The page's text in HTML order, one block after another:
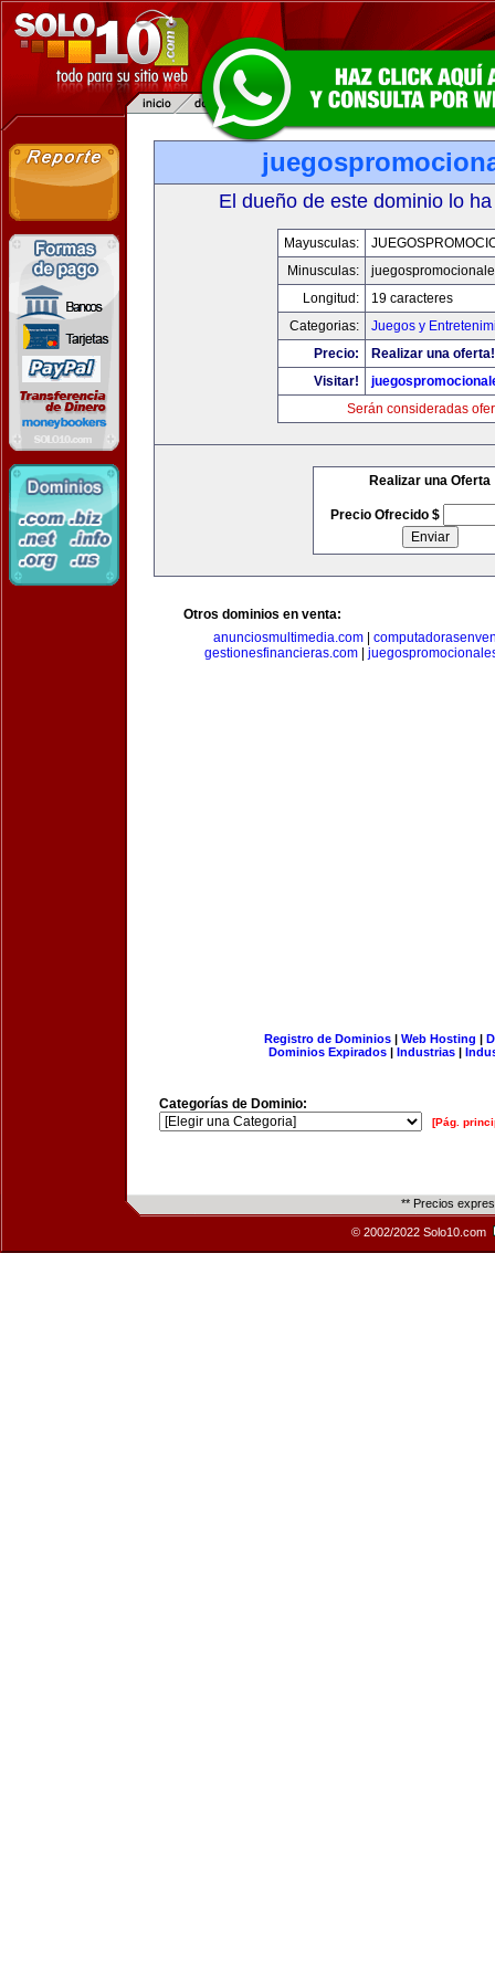
El dueño de este dominio lo
Mayusculas:
Minusculas:
Longitud:
19 caracteres
Categorias:
Juegos y
Precio:
Realizar una oferta!
Visitar!
Serán consideradas
Realizar una Oferta
Precio Ofrecido $
Otros dominios en venta:
anunciosmultimedia.com
gestionesfinancieras.com
Registro de Dominios| Web Hosting |
Dominios Expirados | Industrias |
Categorías de Dominio:
[Pág.
** Precios
© 2002/2022 Solo10.com